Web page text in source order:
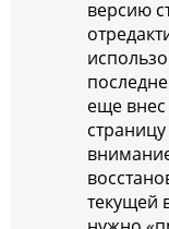
версию
еще
текущей